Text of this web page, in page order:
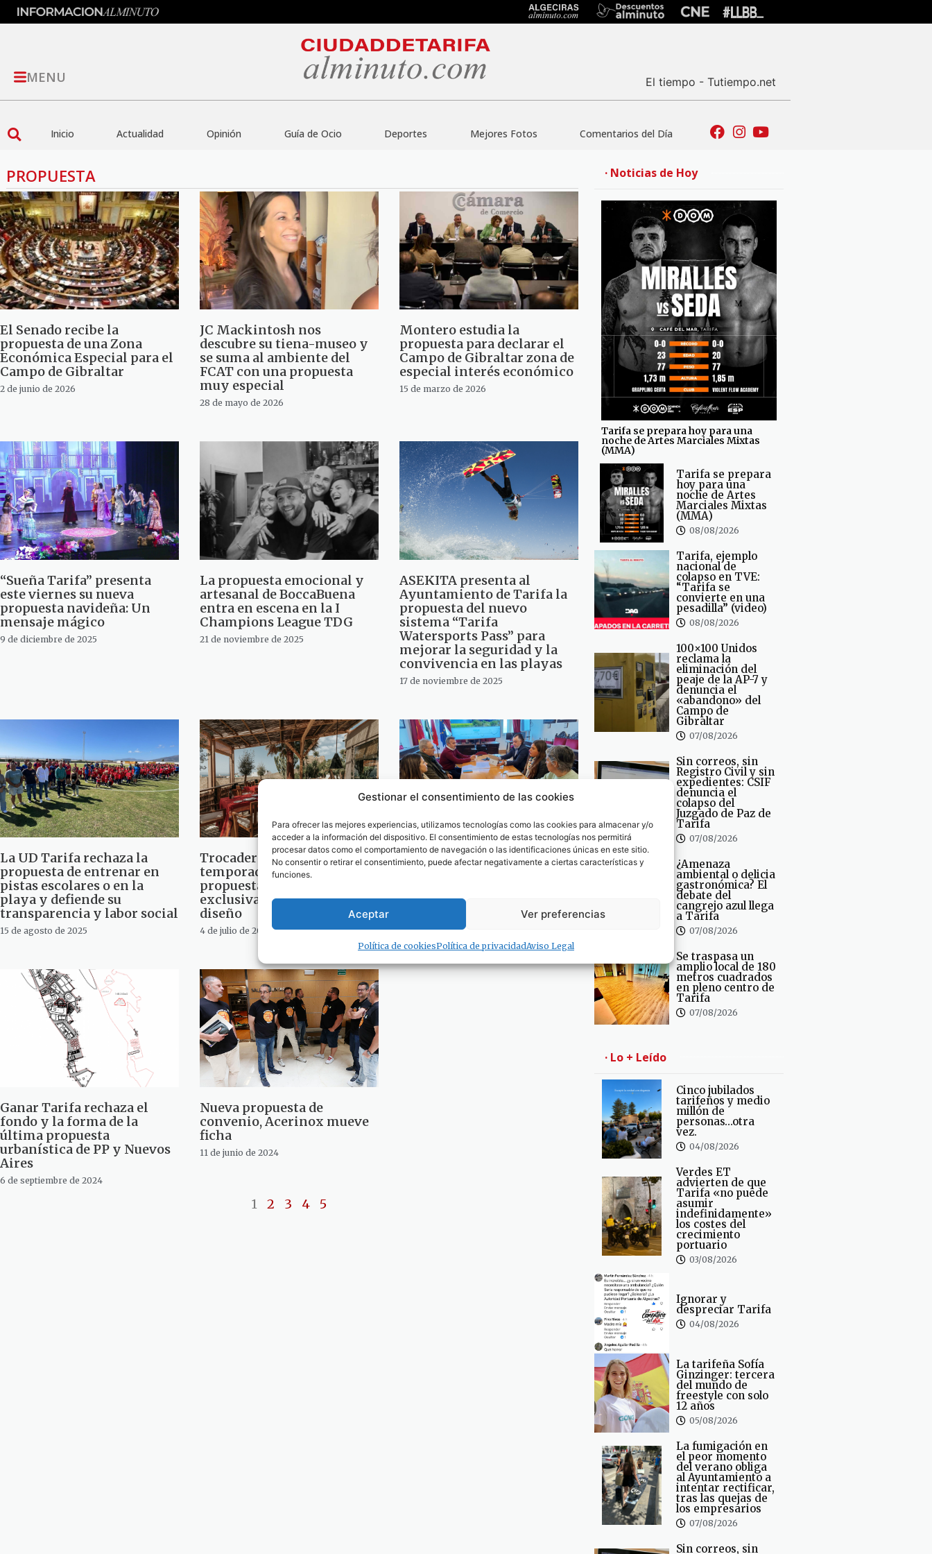
Gestionar el consentimiento de las cookies
Para ofrecer las mejores experiencias, utilizamos tecnologías como las cookies para almacenar y/o
acceder a la información del dispositivo. El consentimiento de estas tecnologías nos permitirá
procesar datos como el comportamiento de navegación o las identificaciones únicas en este sitio.
No consentir o retirar el consentimiento, puede afectar negativamente a ciertas características y
funciones.
Aceptar Ver preferencias
Política de cookiesPolítica de privacidadAviso Legal
MENU El tiempo - Tutiempo.net
Inicio Actualidad Opinión Guía de Ocio Deportes Mejores Fotos Comentarios del Día
PROPUESTA
El Senado recibe la
propuesta de una Zona
Económica Especial para el
Campo de Gibraltar
2 de junio de 2026
JC Mackintosh nos
descubre su tiena-museo y
se suma al ambiente del
FCAT con una propuesta
muy especial
28 de mayo de 2026
Montero estudia la
propuesta para declarar el
Campo de Gibraltar zona de
especial interés económico
15 de marzo de 2026
“Sueña Tarifa” presenta
este viernes su nueva
propuesta navideña: Un
mensaje mágico
9 de diciembre de 2025
La propuesta emocional y
artesanal de BoccaBuena
entra en escena en la I
Champions League TDG
21 de noviembre de 2025
ASEKITA presenta al
Ayuntamiento de Tarifa la
propuesta del nuevo
sistema “Tarifa
Watersports Pass” para
mejorar la seguridad y la
convivencia en las playas
17 de noviembre de 2025
La UD Tarifa rechaza la
propuesta de entrenar en
pistas escolares o en la
playa y defiende su
transparencia y labor social
15 de agosto de 2025
Trocadero inaugura la
temporada con una
propuesta gastronómica
exclusiva y un ambiente de
diseño
4 de julio de 2025
Nueva propuesta para
convertir las algas en
21 de enero de 2025
Ganar Tarifa rechaza el
fondo y la forma de la
última propuesta
urbanística de PP y Nuevos
Aires
6 de septiembre de 2024
Nueva propuesta de
convenio, Acerinox mueve
ficha
11 de junio de 2024
1 2 3 4 5
· Noticias de Hoy
Tarifa se prepara hoy para una
noche de Artes Marciales Mixtas
(MMA)
Tarifa se prepara
hoy para una
noche de Artes
Marciales Mixtas
(MMA)
08/08/2026
Tarifa, ejemplo
nacional de
colapso en TVE:
“Tarifa se
convierte en una
pesadilla” (video)
08/08/2026
100×100 Unidos
reclama la
eliminación del
peaje de la AP-7 y
denuncia el
«abandono» del
Campo de
Gibraltar
07/08/2026
Sin correos, sin
Registro Civil y sin
expedientes: CSIF
denuncia el
colapso del
Juzgado de Paz de
Tarifa
07/08/2026
¿Amenaza
ambiental o delicia
gastronómica? El
debate del
cangrejo azul llega
a Tarifa
07/08/2026
Se traspasa un
amplio local de 180
metros cuadrados
en pleno centro de
Tarifa
07/08/2026
· Lo + Leído
Cinco jubilados
tarifeños y medio
millón de
personas…otra
vez.
04/08/2026
Verdes ET
advierten de que
Tarifa «no puede
asumir
indefinidamente»
los costes del
crecimiento
portuario
03/08/2026
Ignorar y
despreciar Tarifa
04/08/2026
La tarifeña Sofía
Ginzinger: tercera
del mundo de
freestyle con solo
12 años
05/08/2026
La fumigación en
el peor momento
del verano obliga
al Ayuntamiento a
intentar rectificar,
tras las quejas de
los empresarios
07/08/2026
Sin correos, sin